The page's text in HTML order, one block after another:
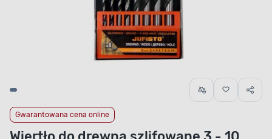
Gwarantowana cena online